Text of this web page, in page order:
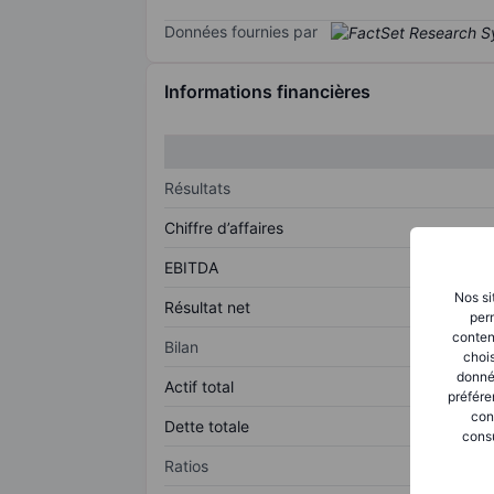
Nos
Données fournies par
Informations financières
Résultats
Chiffre d’affaires
EBITDA
Résultat net
Bilan
Actif total
Dette totale
Ratios